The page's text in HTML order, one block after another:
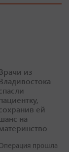
из
ей
на
прошла